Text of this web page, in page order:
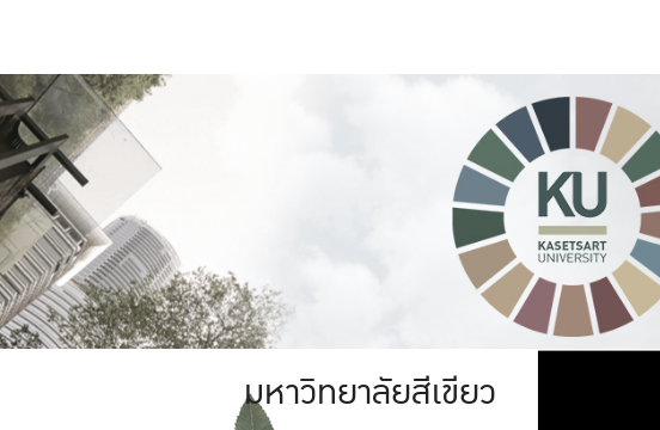
มหาวิทยาลัยสีเขียว